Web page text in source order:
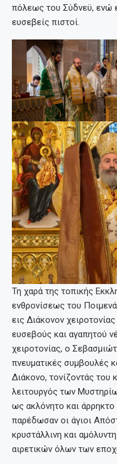
πόλεως του Σύδνεϋ, ενώ
ευσεβείς πιστοί.
Τη χαρά της τοπικής
ενθρονίσεως του
εις Διάκονον
ευσεβούς και αγαπητού
χειροτονίας, ο
πνευματικές συμβουλές
Διάκονο, τονίζοντάς του
λειτουργός των
ως ακλόνητο και
παρέδωσαν οι άγιοι
κρυστάλλινη και
αιρετικών όλων των